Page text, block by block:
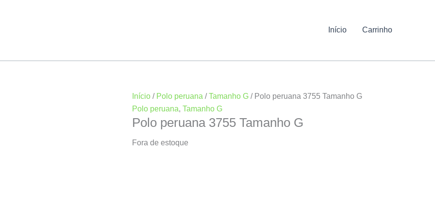
Início Carrinho
Início / Polo peruana /Tamanho G / Polo peruana 3755 Tamanho G
Polo peruana, Tamanho G
Polo peruana 3755 Tamanho G
Fora de estoque